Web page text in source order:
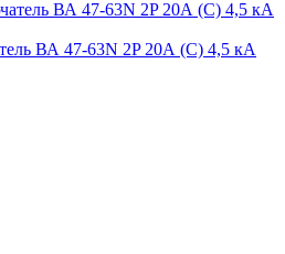
ВА 47-63N 2P 20А (C) 4,5 кА